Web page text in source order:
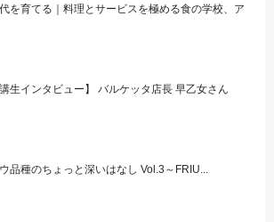
を育てる｜料理とサービスを極める食の学校、ア
講生インタビュー】 バルケッタ店長 早乙女さん
品種のちょっと深いはなし Vol.3～FRIU...